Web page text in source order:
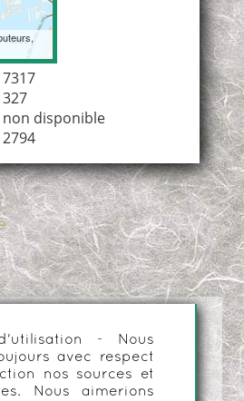
7317
327
non disponible
2794
- Nous
avec respect
nos sources et
Nous aimerions